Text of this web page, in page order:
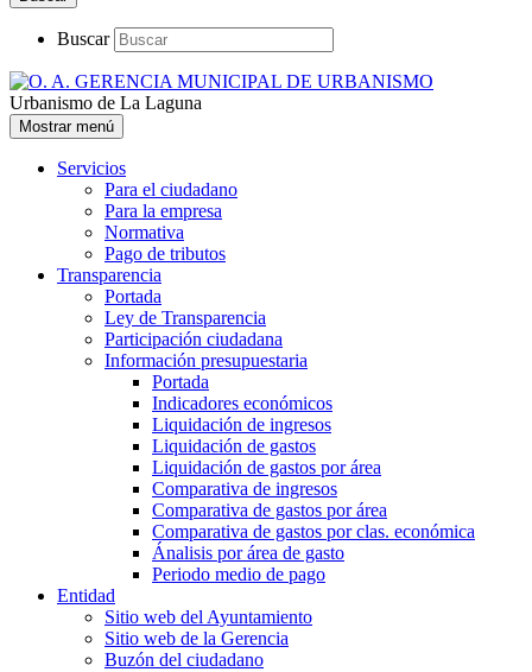
Buscar
Urbanismo de La Laguna
Mostrar menú
Servicios
Para el ciudadano
Para la empresa
Normativa
Pago de tributos
Transparencia
Portada
Ley de Transparencia
Participación ciudadana
Información presupuestaria
Portada
Indicadores económicos
Liquidación de ingresos
Liquidación de gastos
Liquidación de gastos por área
Comparativa de ingresos
Comparativa de gastos por área
Comparativa de gastos por clas. económica
Ánalisis por área de gasto
Periodo medio de pago
Entidad
Sitio web del Ayuntamiento
Sitio web de la Gerencia
Buzón del ciudadano